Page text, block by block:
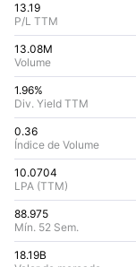
13.19
P/L TTM
13.08M
Volume
1.96%
Div. Yield TTM
0.36
Índice de Volume
10.0704
LPA (TTM)
88.975
Mín. 52 Sem.
18.19B